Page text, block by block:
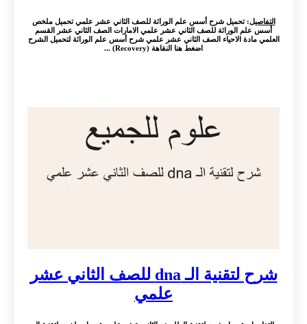
التفاصيل: تحميل شرح أسس علم الوراثة للصف الثاني عشر علمي تحميل ملخص
أسس علم الوراثة للصف الثاني عشر علمي الامارات الصف الثاني عشر القسم
العلمي مادة الاحياء الصف الثاني عشر علمي شرح أسس علم الوراثة لتحميل الشرح
اضغط هنا النقاهة (Recovery) ...
شرح لتقنية الـ dna للصف الثاني عشر
علمي